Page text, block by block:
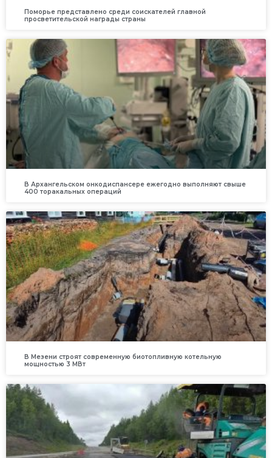
Поморье представлено среди соискателей главной
просветительской награды страны
В Архангельском онкодиспансере ежегодно выполняют свыше
400 торакальных операций
В Мезени строят современную биотопливную котельную
мощностью 3 МВт